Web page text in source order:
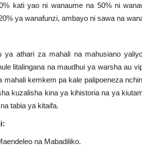
kati yao ni wanaume na 50% ni
ya wanafunzi, ambayo ni sawa na
ya athari za mahali na mahusiano
litalingana na maudhui ya warsha au
mahali kemkem pa kale palipoeneza
kuzalisha kina ya kihistoria na ya
tabia ya kitaifa.
na Mabadiliko.